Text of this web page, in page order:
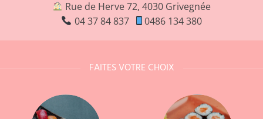
Rue de Herve 72, 4030 Grivegnée
04 37 84 837
0486 134 380
FAITES VOTRE CHOIX